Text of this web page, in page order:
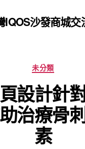
IQOS沙發商城交
分
類
未分類
設計針
治療骨
素